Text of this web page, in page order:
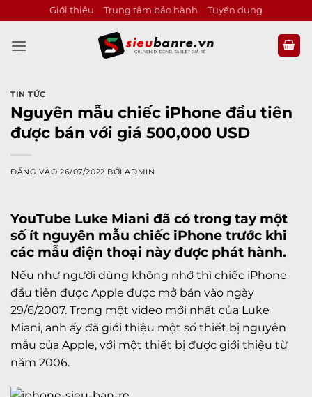
qua
nội
Giới thiệu Trung tâm bảo hành Tuyển dụng
TIN TỨC
Nguyên mẫu chiếc iPhone đầu tiên
được bán với giá 500,000 USD
ĐĂNG VÀO26/07/2022 BỞIADMIN
YouTube Luke Miani đã có trong tay một
số ít nguyên mẫu chiếc iPhone trước khi
các mẫu điện thoại này được phát hành.
Nếu như người dùng không nhớ thì chiếc iPhone
đầu tiên được Apple được mở bán vào ngày
29/6/2007. Trong một video mới nhất của Luke
Miani, anh ấy đã giới thiệu một số thiết bị nguyên
mẫu của Apple, với một thiết bị được giới thiệu từ
năm 2006.